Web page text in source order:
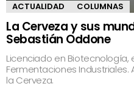
ACTUALIDAD COLUMNAS
La Cerveza y sus
Sebastián Oddone
Licenciado en Biotecnología,
Fermentaciones
la Cerveza.